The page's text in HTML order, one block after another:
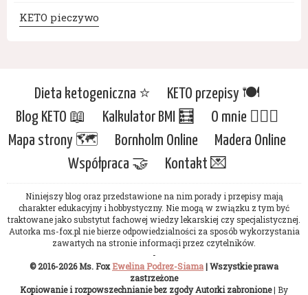
KETO pieczywo
Dieta ketogeniczna ⭐️
KETO przepisy 🍽
Blog KETO 📖
Kalkulator BMI 🧮
O mnie 🙋🏻‍♀️
Mapa strony 🗺
Bornholm Online
Madera Online
Współpraca 🤝
Kontakt 💌
Niniejszy blog oraz przedstawione na nim porady i przepisy mają
charakter edukacyjny i hobbystyczny. Nie mogą w związku z tym być
traktowane jako substytut fachowej wiedzy lekarskiej czy specjalistycznej.
Autorka ms-fox.pl nie bierze odpowiedzialności za sposób wykorzystania
zawartych na stronie informacji przez czytelników.
-
© 2016-2026 Ms. Fox Ewelina Podrez-Siama| Wszystkie prawa
zastrzeżone
Kopiowanie i rozpowszechnianie bez zgody Autorki zabronione| By